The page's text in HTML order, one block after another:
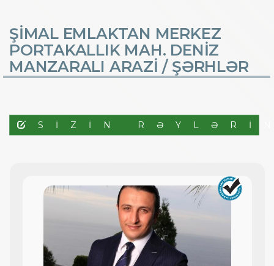
ŞİMAL EMLAKTAN MERKEZ
PORTAKALLIK MAH. DENİZ
MANZARALI ARAZİ / ŞƏRHLƏR
SIZIN